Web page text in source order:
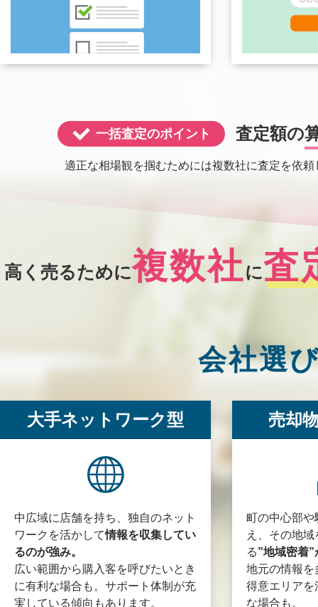
一括査定のポイント 査定額の
適正な相場観を掴むためには複数社に査定を依
高く売るために複数社 に査
会社選
大手ネットワーク型
中広域に店舗を持ち、独自のネット
ワークを活かして情報を収集してい
るのが強み。
広い範囲から購入客を呼びたいとき
に有利な場合も。サポート体制が充
実している傾向もあります。
売却
町の中心部や
え、その地
る”地域密着”
地元の情報を
得意エリアを
な場合も。